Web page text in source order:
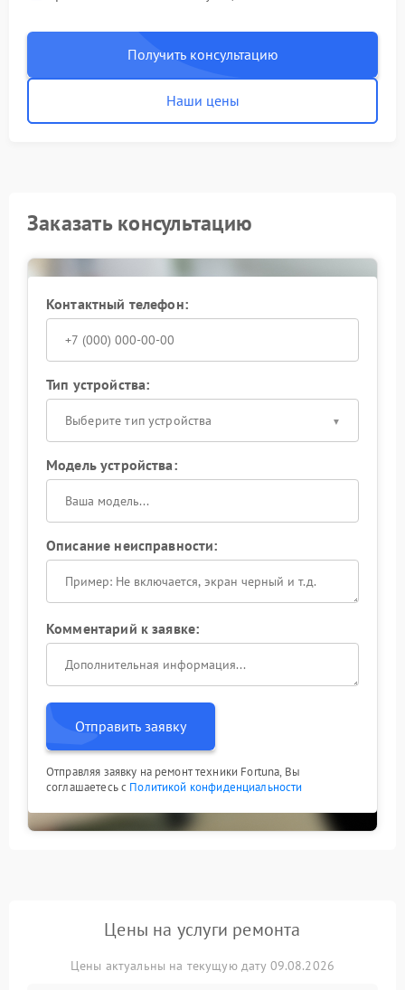
Получить консультацию
Наши цены
Заказать консультацию
Контактный телефон:
Тип устройства:
Выберите тип устройства
Модель устройства:
Описание неисправности:
Комментарий к заявке:
Отправить заявку
Отправляя заявку на ремонт техники Fortuna, Вы
соглашаетесь с Политикой конфиденциальности
Цены на услуги ремонта
Цены актуальны на текущую дату 09.08.2026